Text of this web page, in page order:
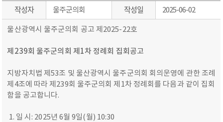
작성자 울주군의회 작성일 2025-06-02
울산광역시 울주군의회 공고 제2025-22호
제 239회 울주군의회 제 1차 정례회 집회공고
지방자치법 제53조 및 울산광역시 울주군의회 회의운영에 관한 조례
제4조에 따라 제239회 울주군의회 제1차 정례회를 다음과 같이 집회
함을 공고합니다.
1. 일 시: 2025년 6월 9일(월) 10:30